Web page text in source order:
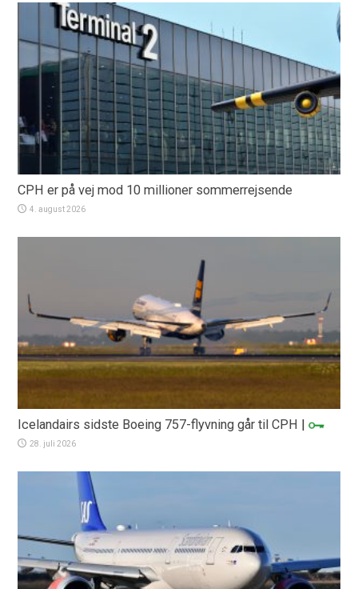
CPH er på vej mod 10 millioner sommerrejsende
4. august 2026
Icelandairs sidste Boeing 757-flyvning går til CPH |
28. juli 2026